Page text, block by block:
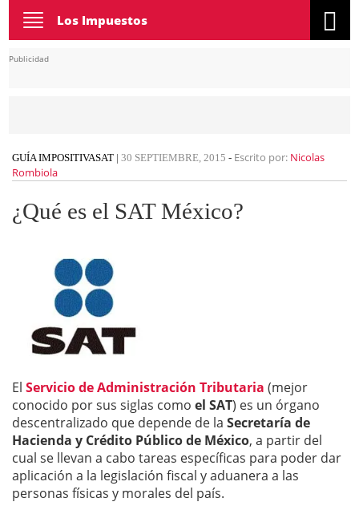
Toggle
navigation
Los Impuestos
Publicidad
GUÍA IMPOSITIVASAT | 30 SEPTIEMBRE, 2015 - Escrito por: Nicolas
Rombiola
¿Qué es el SAT México?
El Servicio de Administración Tributaria (mejor
conocido por sus siglas como el SAT) es un órgano
descentralizado que depende de la Secretaría de
Hacienda y Crédito Público de México, a partir del
cual se llevan a cabo tareas específicas para poder dar
aplicación a la legislación fiscal y aduanera a las
personas físicas y morales del país.